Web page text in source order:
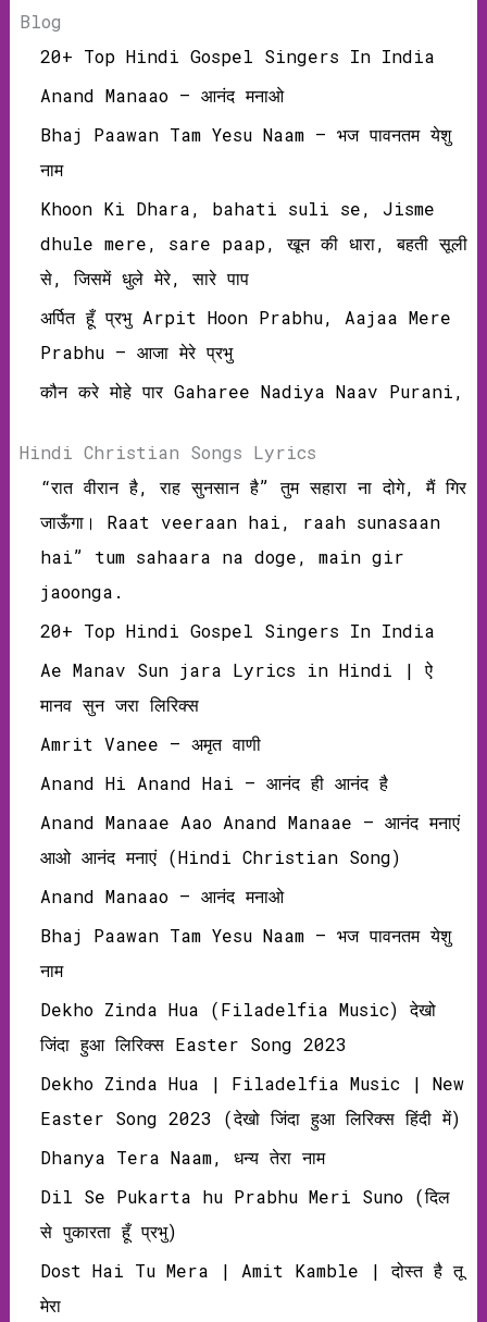
Blog
20+ Top Hindi Gospel Singers In India
Anand Manaao – आनंद मनाओ
Bhaj Paawan Tam Yesu Naam – भज पावनतम येशु
नाम
Khoon Ki Dhara, bahati suli se, Jisme
dhule mere, sare paap, खून की धारा, बहती सूली
से, जिसमें धुले मेरे, सारे पाप
अर्पित हूँ प्रभु Arpit Hoon Prabhu, Aajaa Mere
Prabhu – आजा मेरे प्रभु
कौन करे मोहे पार Gaharee Nadiya Naav Purani,
Hindi Christian Songs Lyrics
“रात वीरान है, राह सुनसान है” तुम सहारा ना दोगे, मैं गिर
जाऊँगा। Raat veeraan hai, raah sunasaan
hai” tum sahaara na doge, main gir
jaoonga.
20+ Top Hindi Gospel Singers In India
Ae Manav Sun jara Lyrics in Hindi | ऐ
मानव सुन जरा लिरिक्‍स
Amrit Vanee – अमृत वाणी
Anand Hi Anand Hai – आनंद ही आनंद है
Anand Manaae Aao Anand Manaae – आनंद मनाएं
आओ आनंद मनाएं (Hindi Christian Song)
Anand Manaao – आनंद मनाओ
Bhaj Paawan Tam Yesu Naam – भज पावनतम येशु
नाम
Dekho Zinda Hua (Filadelfia Music) देखो
जिंदा हुआ लिरिक्‍स Easter Song 2023
Dekho Zinda Hua | Filadelfia Music | New
Easter Song 2023 (देखो जिंदा हुआ लिरिक्‍स हिंदी में)
Dhanya Tera Naam, धन्य तेरा नाम
Dil Se Pukarta hu Prabhu Meri Suno (दिल
से पुकारता हूँ प्रभु)
Dost Hai Tu Mera | Amit Kamble | दोस्‍त है तू
मेरा